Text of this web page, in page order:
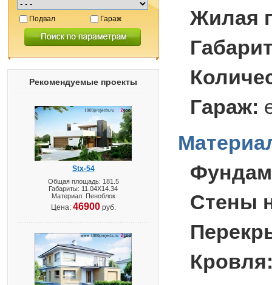
Подвал Гараж
Рекомендуемые проекты
Stx-54
Общая площадь: 181.5
Габариты: 11.04X14.34
Материал: Пеноблок
Цена: 46900руб.
Жилая
Гараж:
Стены